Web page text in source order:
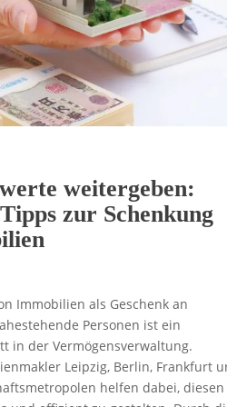
weitergeben:
zur Schenkung
Immobilien als Geschenk an
Personen ist ein
in der Vermögensverwaltung.
Leipzig, Berlin, Frankfurt
helfen dabei, diesen